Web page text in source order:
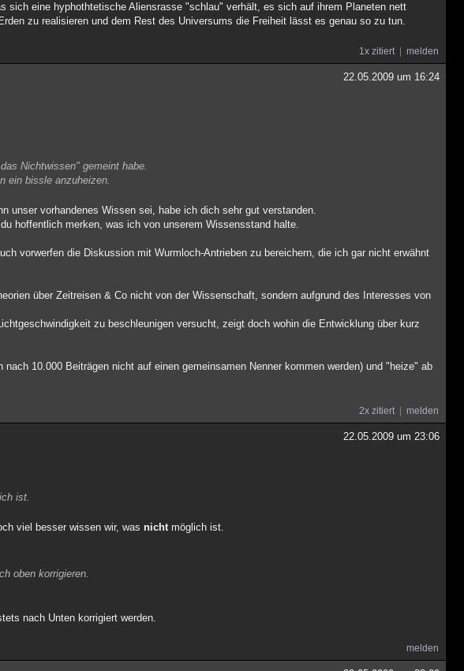
sich eine hyphothtetische Aliensrasse "schlau" verhält, es sich auf ihrem Planeten nett
zu realisieren und dem Rest des Universums die Freiheit lässt es genau so zu tun.
1x zitiert melden
22.05.2009 um 16:24
Nichtwissen" gemeint habe.
ein bissle anzuheizen.
unser vorhandenes Wissen sei, habe ich dich sehr gut verstanden.
hoffentlich merken, was ich von unserem Wissensstand halte.
vorwerfen die Diskussion mit Wurmloch-Antrieben zu bereichern, die ich gar nicht erwähnt
über Zeitreisen & Co nicht von der Wissenschaft, sondern aufgrund des Interesses von
zu beschleunigen versucht, zeigt doch wohin die Entwicklung über kurz
10.000 Beiträgen nicht auf einen gemeinsamen Nenner kommen werden) und "heize" ab
2x zitiert melden
22.05.2009 um 23:06
ist.
viel besser wissen wir, was nichtmöglich ist.
oben korrigieren.
nach Unten korrigiert werden.
melden